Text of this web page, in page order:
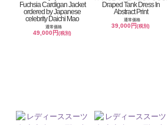
Fuchsia Cardigan Jacket
ordered by Japanese
celebrity Daichi Mao
通常価格
49,000円(税別)
Draped Tank Dress In
Abstract Print
通常価格
39,000円(税別)